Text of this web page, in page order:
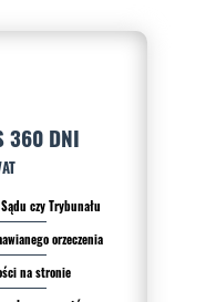
360 DNI
czy Trybunału
orzeczenia
na stronie